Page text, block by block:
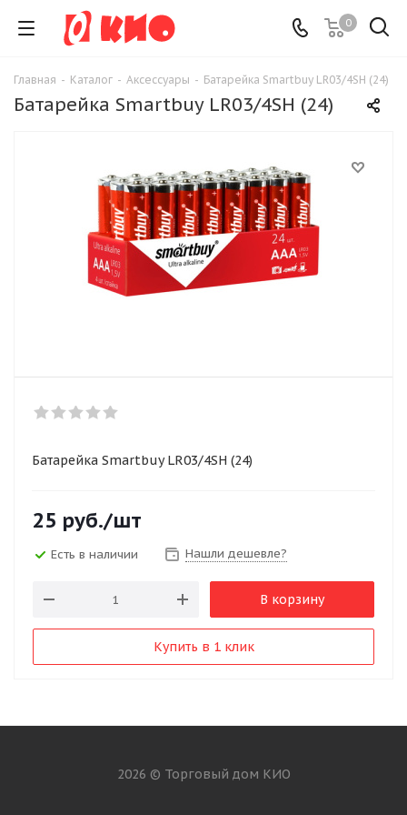
0
Главная - Каталог - Аксессуары - Батарейка Smartbuy LR03/4SH (24)
Батарейка Smartbuy LR03/4SH (24)
Батарейка Smartbuy LR03/4SH (24)
25 руб./шт
Есть в наличии Нашли дешевле?
В корзину
Купить в 1 клик
2026 © Торговый дом КИО